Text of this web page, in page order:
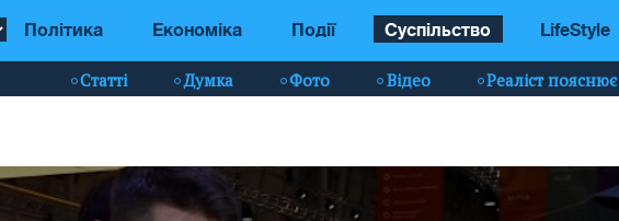
Політика Економіка Події Суспільство LifeStyle
Статті Думка Фото Відео Реаліст пояснює